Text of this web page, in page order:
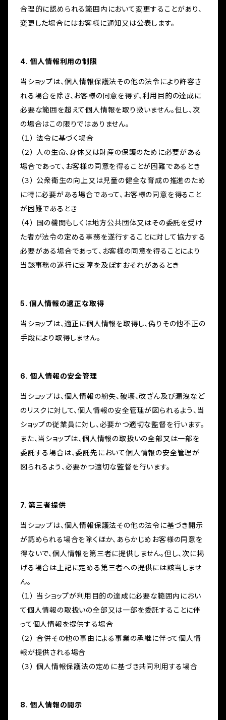
合理的に認められる範囲内において変更することがあり、
変更した場合にはお客様に通知又は公表します。
4. 個人情報利用の制限
当ショップは、個人情報保護法その他の法令により許容さ
れる場合を除き、お客様の同意を得ず、利用目的の達成に
必要な範囲を超えて個人情報を取り扱いません。但し、次
の場合はこの限りではありません。
（１） 法令に基づく場合
（２） 人の生命、身体又は財産の保護のために必要がある
場合であって、お客様の同意を得ることが困難であるとき
（３） 公衆衛生の向上又は児童の健全な育成の推進のため
に特に必要がある場合であって、お客様の同意を得ること
が困難であるとき
（４） 国の機関もしくは地方公共団体又はその委託を受け
た者が法令の定める事務を遂行することに対して協力する
必要がある場合であって、お客様の同意を得ることにより
当該事務の遂行に支障を及ぼすおそれがあるとき
5. 個人情報の適正な取得
当ショップは、適正に個人情報を取得し、偽りその他不正の
手段により取得しません。
6. 個人情報の安全管理
当ショップは、個人情報の紛失、破壊、改ざん及び漏洩など
のリスクに対して、個人情報の安全管理が図られるよう、当
ショップの従業員に対し、必要かつ適切な監督を行います。
また、当ショップは、個人情報の取扱いの全部又は一部を
委託する場合は、委託先において個人情報の安全管理が
図られるよう、必要かつ適切な監督を行います。
7. 第三者提供
当ショップは、個人情報保護法その他の法令に基づき開示
が認められる場合を除くほか、あらかじめお客様の同意を
得ないで、個人情報を第三者に提供しません。但し、次に掲
げる場合は上記に定める第三者への提供には該当しませ
ん。
（１） 当ショップが利用目的の達成に必要な範囲内におい
て個人情報の取扱いの全部又は一部を委託することに伴
って個人情報を提供する場合
（２） 合併その他の事由による事業の承継に伴って個人情
報が提供される場合
（３） 個人情報保護法の定めに基づき共同利用する場合
8. 個人情報の開示